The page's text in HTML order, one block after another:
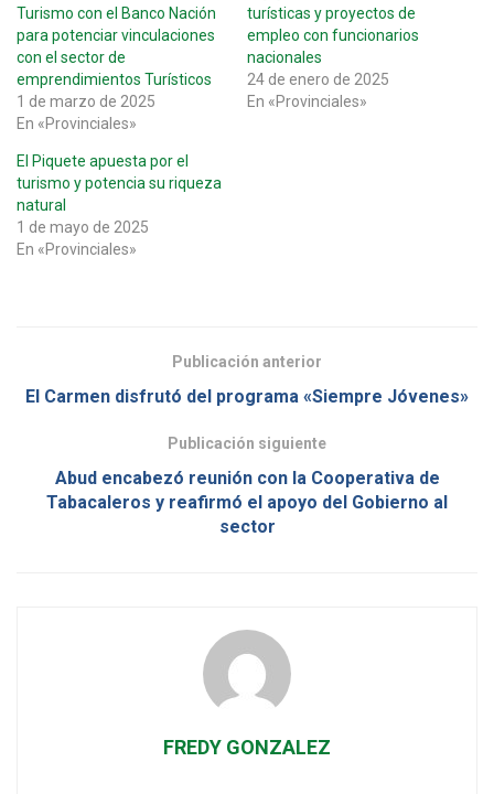
Turismo con el Banco Nación
para potenciar vinculaciones
con el sector de
emprendimientos Turísticos
1 de marzo de 2025
En «Provinciales»
turísticas y proyectos de
empleo con funcionarios
nacionales
24 de enero de 2025
En «Provinciales»
El Piquete apuesta por el
turismo y potencia su riqueza
natural
1 de mayo de 2025
En «Provinciales»
Publicación anterior
El Carmen disfrutó del programa «Siempre Jóvenes»
Publicación siguiente
Abud encabezó reunión con la Cooperativa de
Tabacaleros y reafirmó el apoyo del Gobierno al
sector
FREDY GONZALEZ